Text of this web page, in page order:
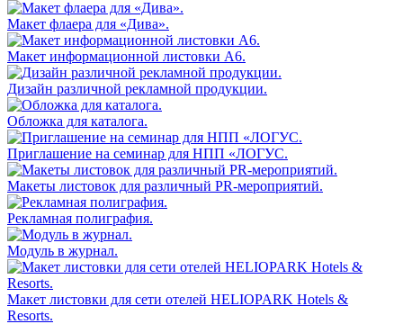
Макет флаера для «Дива».
Макет информационной листовки А6.
Дизайн различной рекламной продукции.
Обложка для каталога.
Приглашение на семинар для НПП «ЛОГУС.
Макеты лиcтовок для различный PR-мероприятий.
Рекламная полиграфия.
Модуль в журнал.
Макет листовки для сети отелей HELIOPARK Hotels &
Resorts.